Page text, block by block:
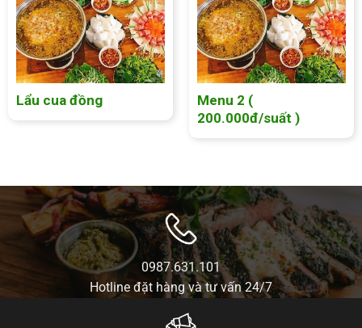
Lẩu cua đồng
Menu 2 (
200.000đ/suất )
0987.631.101
Hotline đặt hàng và tư vấn 24/7